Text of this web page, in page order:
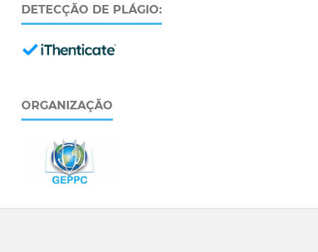
DETECÇÃO DE PLÁGIO:
ORGANIZAÇÃO